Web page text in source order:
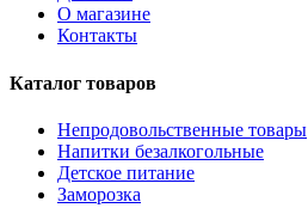
О магазине
Контакты
Каталог товаров
Непродовольственные товары
Напитки безалкогольные
Детское питание
Заморозка